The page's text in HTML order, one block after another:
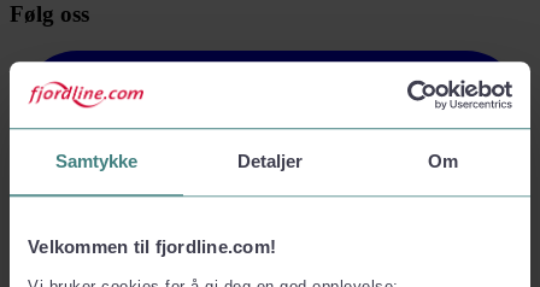
Samtykke Detaljer Om
Velkommen til fjordline.com!
Følg oss